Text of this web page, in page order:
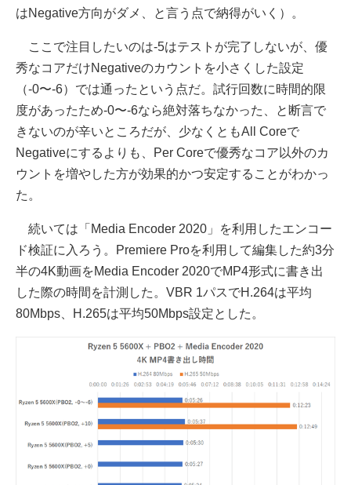
はNegative方向がダメ、と言う点で納得がいく）。
ここで注目したいのは-5はテストが完了しないが、優
秀なコアだけNegativeのカウントを小さくした設定
（-0〜-6）では通ったという点だ。試行回数に時間的限
度があったため-0〜-6なら絶対落ちなかった、と断言で
きないのが辛いところだが、少なくともAll Coreで
Negativeにするよりも、Per Coreで優秀なコア以外のカ
ウントを増やした方が効果的かつ安定することがわかっ
た。
続いては「Media Encoder 2020」を利用したエンコー
ド検証に入ろう。Premiere Proを利用して編集した約3分
半の4K動画をMedia Encoder 2020でMP4形式に書き出
した際の時間を計測した。VBR 1パスでH.264は平均
80Mbps、H.265は平均50Mbps設定とした。